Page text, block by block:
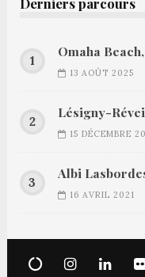
Omaha
13 AOÛT 2025
Lésigny-
15 DÉCEMBRE
Albi
16 AVRIL 2021